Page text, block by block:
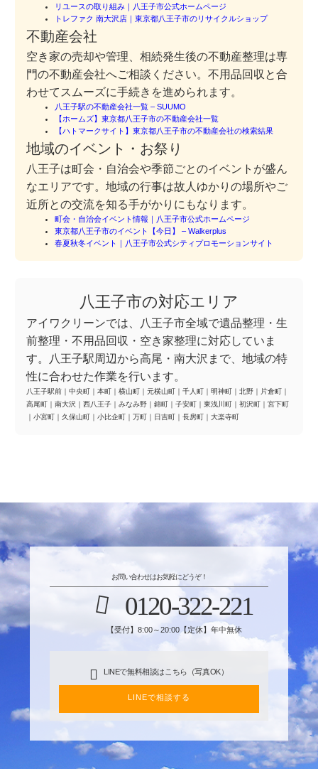
リユースの取り組み｜八王子市公式ホームページ
トレファク 南大沢店｜東京都八王子市のリサイクルショップ
不動産会社
空き家の売却や管理、相続発生後の不動産整理は専
門の不動産会社へご相談ください。不用品回収と合
わせてスムーズに手続きを進められます。
八王子駅の不動産会社一覧 – SUUMO
【ホームズ】東京都八王子市の不動産会社一覧
【ハトマークサイト】東京都八王子市の不動産会社の検索結果
地域のイベント・お祭り
八王子は町会・自治会や季節ごとのイベントが盛ん
なエリアです。地域の行事は故人ゆかりの場所やご
近所との交流を知る手がかりにもなります。
町会・自治会イベント情報｜八王子市公式ホームページ
東京都八王子市のイベント【今日】 – Walkerplus
春夏秋冬イベント｜八王子市公式シティプロモーションサイト
八王子市の対応エリア
アイワクリーンでは、八王子市全域で遺品整理・生
前整理・不用品回収・空き家整理に対応していま
す。八王子駅周辺から高尾・南大沢まで、地域の特
性に合わせた作業を行います。
八王子駅前 ｜ 中央町 ｜ 本町 ｜ 横山町 ｜ 元横山町 ｜ 千人町 ｜ 明神町 ｜ 北野 ｜ 片倉町 ｜
高尾町 ｜ 南大沢 ｜ 西八王子 ｜ みなみ野 ｜ 錦町 ｜ 子安町 ｜ 東浅川町 ｜ 初沢町 ｜ 宮下町
｜ 小宮町 ｜ 久保山町 ｜ 小比企町 ｜ 万町 ｜ 日吉町 ｜ 長房町 ｜ 大楽寺町
お問い合わせはお気軽にどうぞ！
0120-322-221
【受付】8:00～20:00【定休】年中無休
LINEで無料相談はこちら（写真OK）
LINEで相談する